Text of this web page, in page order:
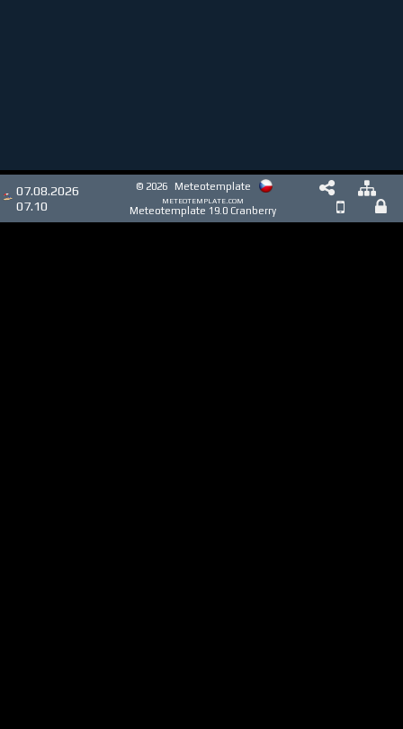
07.08.2026
07.10
© 2026
Meteotemplate
meteotemplate.com
Meteotemplate 19.0 Cranberry